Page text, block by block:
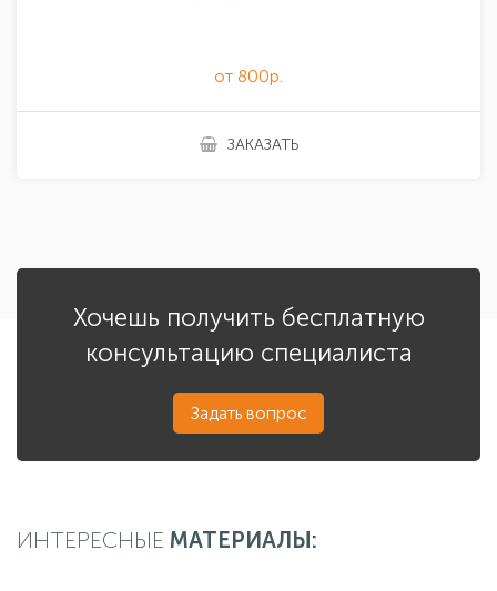
от 800р.
ЗАКАЗАТЬ
Хочешь получить бесплатную
консультацию специалиста
Задать вопрос
ИНТЕРЕСНЫЕ МАТЕРИАЛЫ: